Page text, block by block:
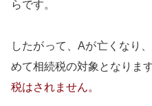
らです。
したがって、Aが亡くなり
めて相続税の対象となります
税はされません。